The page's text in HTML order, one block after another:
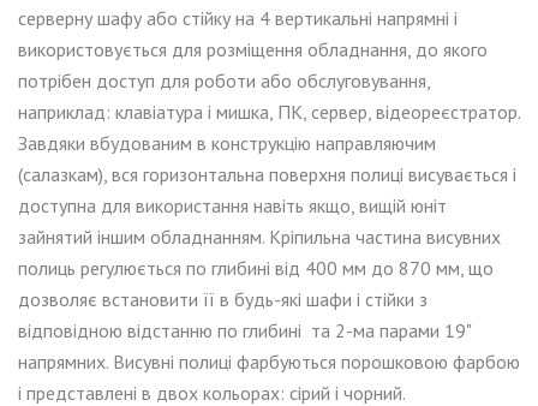
серверну шафу або стійку на 4 вертикальні напрямні і
використовується для розміщення обладнання, до якого
потрібен доступ для роботи або обслуговування,
наприклад: клавіатура і мишка, ПК, сервер, відеореєстратор.
Завдяки вбудованим в конструкцію направляючим
(салазкам), вся горизонтальна поверхня полиці висувається і
доступна для використання навіть якщо, вищій юніт
зайнятий іншим обладнанням. Кріпильна частина висувних
полиць регулюється по глибині від 400 мм до 870 мм, що
дозволяє встановити її в будь-які шафи і стійки з
відповідною відстанню по глибині та 2-ма парами 19"
напрямних. Висувні полиці фарбуються порошковою фарбою
і представлені в двох кольорах: сірий і чорний.